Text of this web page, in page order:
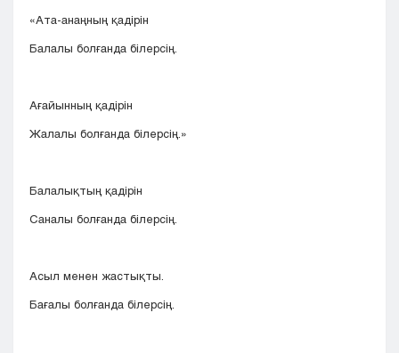
«Ата-анаңның қадірін
Балалы болғанда білерсің.
Ағайынның қадірін
Жалалы болғанда білерсің.»
Балалықтың қадірін
Саналы болғанда білерсің.
Асыл менен жастықты.
Бағалы болғанда білерсің.